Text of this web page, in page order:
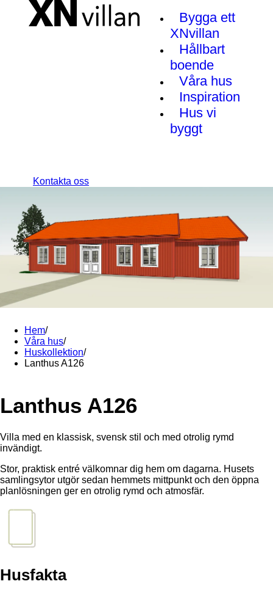
Bygga ett
XNvillan
Hållbart
boende
Våra hus
Inspiration
Hus vi
byggt
Kontakta oss
Hem/
Våra hus/
Huskollektion/
Lanthus A126
Lanthus A126
Villa med en klassisk, svensk stil och med otrolig rymd
invändigt.
Stor, praktisk entré välkomnar dig hem om dagarna. Husets
samlingsytor utgör sedan hemmets mittpunkt och den öppna
planlösningen ger en otrolig rymd och atmosfär.
Husfakta